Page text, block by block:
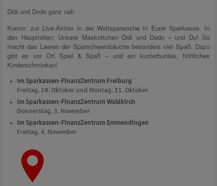
Didi und Dodo ganz nah
Komm‘ zur Live-Aktion in der Weltsparwoche in Eurer Sparkasse. In
den Hauptrollen: Unsere Maskottchen Didi und Dodo – und Du! So
macht das Leeren der Sparschweinbäuche besonders viel Spaß. Dazu
gibt es vor Ort Spiel & Spaß – und ein kunterbuntes, fröhliches
Kinderschminken!
Im Sparkassen-FinanzZentrum Freiburg
Freitag, 28. Oktober und Montag, 31. Oktober
Im Sparkassen-FinanzZentrum Waldkirch
Donnerstag, 3. November
Im Sparkassen-FinanzZentrum Emmendingen
Freitag, 4. November